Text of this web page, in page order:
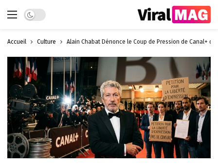
Dark mode
Accueil Culture Alain Chabat Dénonce le Coup de Pression de Canal+